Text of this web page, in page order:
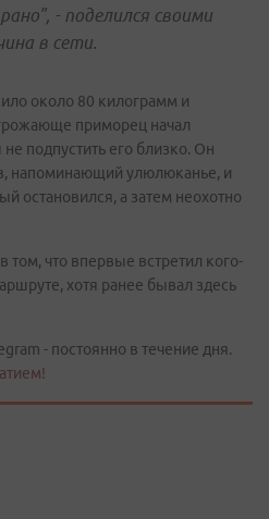
- поделился своими
в сети.
около 80 килограмм и
приморец начал
подпустить его близко. Он
напоминающий улюлюканье, и
остановился, а затем неохотно
том, что впервые встретил кого-
хотя ранее бывал здесь
- постоянно в течение дня.